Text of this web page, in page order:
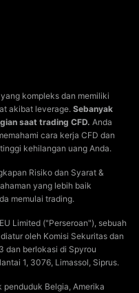
kompleks dan memiliki
akibat leverage. Sebanyak
saat trading CFD. Anda
cara kerja CFD dan
kehilangan uang Anda.
Risiko dan Syarat &
yang lebih baik
memulai trading.
Limited ("Perseroan"), sebuah
oleh Komisi Sekuritas dan
dan berlokasi di Spyrou
1, 3076, Limassol, Siprus.
Belgia, Amerika